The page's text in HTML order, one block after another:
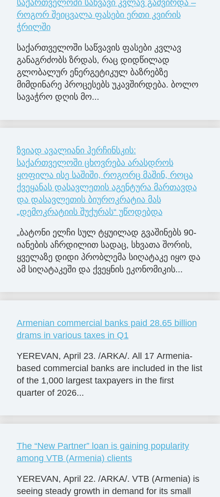
საქართველოში საწვავი კვლავ გაძვირდა –
როგორ შეიცვალა ფასები ერთი კვირის
ჭრილში
საქართველოში საწვავის ფასები კვლავ
განაგრძობს ზრდას, რაც დიდწილად
გლობალურ ენერგეტიკულ ბაზრებზე
მიმდინარე პროცესებს უკავშირდება. ბოლო
სავაჭრო დღის მო...
ზვიად ავალიანი ჰერჩინსკის:
საქართველოში ცხოვრება არასდროს
ყოფილა ისე საშიში, როგორც მაშინ, როცა
ქვეყანას დასავლეთის აგენტურა მართავდა
და დასავლეთის ბიუროკრატია მას
„დემოკრატიის შუქურას“ უწოდებდა
„ბატონი ელჩი სულ ტყუილად გვაშინებს 90-
იანების აჩრდილით სადაც, სხვათა შორის,
ყველაზე დიდი პრობლემა სიღატაკე იყო და
ამ სიღატაკეში და ქვეყნის ეკონომიკის...
Armenian commercial banks paid 28.65 billion
drams in various taxes in Q1
YEREVAN, April 23. /ARKA/. All 17 Armenia-
based commercial banks are included in the list
of the 1,000 largest taxpayers in the first
quarter of 2026...
The “New Partner” loan is gaining popularity
among VTB (Armenia) clients
YEREVAN, April 22. /ARKA/. VTB (Armenia) is
seeing steady growth in demand for its small